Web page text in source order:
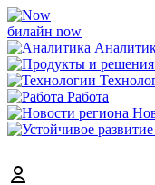
билайн now
Работа